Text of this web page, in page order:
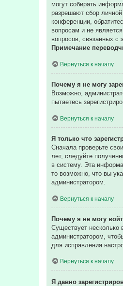
могут собирать
разрешают сбор
конференции,
вопросам и не
вопросов, связанных с
Примечание
Вернуться к началу
Почему я не могу
Возможно,
пытаетесь
Вернуться к началу
Я только что
Сначала проверьте
лет, следуйте
в систему. Эта
то возможно, что вы
администратором.
Вернуться к началу
Почему я не могу
Существует несколько
администратором,
для исправления
Вернуться к началу
Я давно